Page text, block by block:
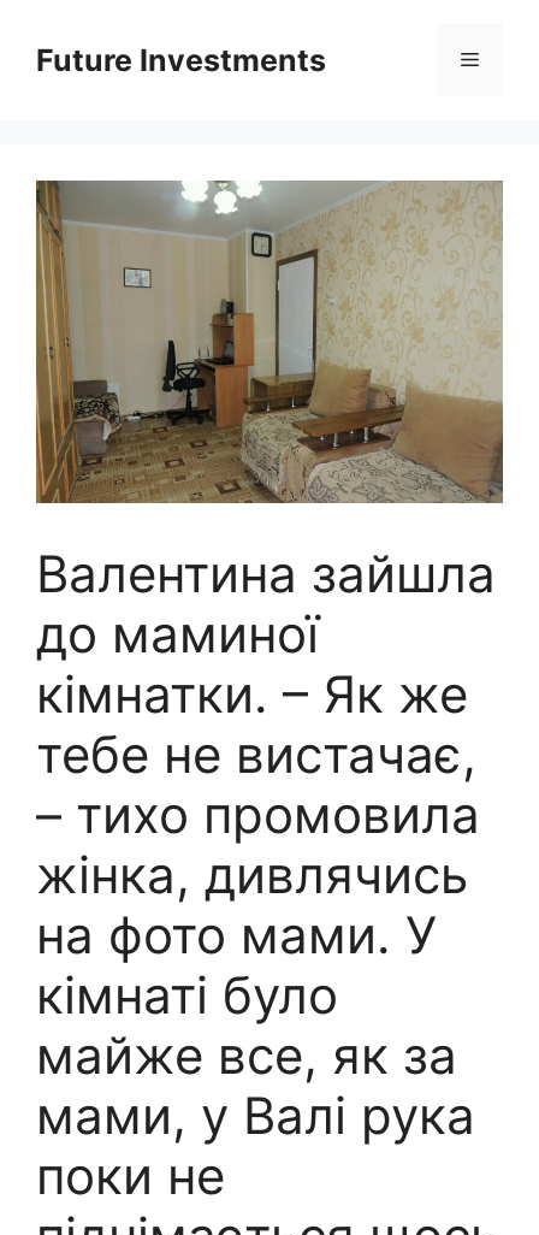
вмістуFuture Investments Меню
Валентина зайшла
до маминої
кімнатки. – Як же
тебе не вистачає,
– тихо промовила
жінка, дивлячись
на фото мами. У
кімнаті було
майже все, як за
мами, у Валі рука
поки не